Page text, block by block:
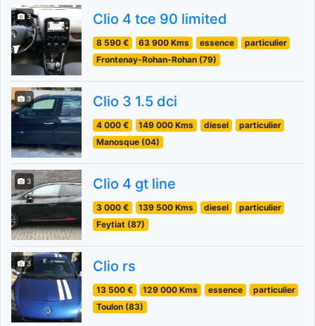
3 Clio 4 tce 90 limited
8 590 € 63 900 Kms essence
particulier
Frontenay-Rohan-Rohan (79)
3 Clio 3 1.5 dci
4 000 € 149 000 Kms diesel
particulier
Manosque (04)
3 Clio 4 gt line
3 000 € 139 500 Kms diesel
particulier
Feytiat (87)
3 Clio rs
13 500 € 129 000 Kms essence
particulier
Toulon (83)